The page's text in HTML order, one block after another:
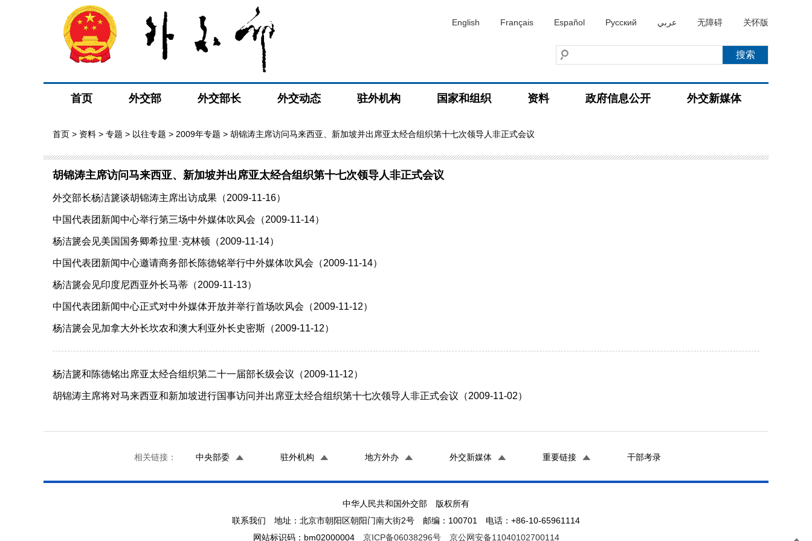
English Français Español Русский عربي 无障碍 关怀版
首页 外交部 外交部长 外交动态 驻外机构 国家和组织 资料 政府信息公开 外交新媒体
首页 > 资料 > 专题 > 以往专题 > 2009年专题 > 胡锦涛主席访问马来西亚、新加坡并出席亚太经合组织第十七次领导人非正式会议
胡锦涛主席访问马来西亚、新加坡并出席亚太经合组织第十七次领导人非正式会议
外交部长杨洁篪谈胡锦涛主席出访成果（2009-11-16）
中国代表团新闻中心举行第三场中外媒体吹风会（2009-11-14）
杨洁篪会见美国国务卿希拉里·克林顿（2009-11-14）
中国代表团新闻中心邀请商务部长陈德铭举行中外媒体吹风会（2009-11-14）
杨洁篪会见印度尼西亚外长马蒂（2009-11-13）
中国代表团新闻中心正式对中外媒体开放并举行首场吹风会（2009-11-12）
杨洁篪会见加拿大外长坎农和澳大利亚外长史密斯（2009-11-12）
杨洁篪和陈德铭出席亚太经合组织第二十一届部长级会议（2009-11-12）
胡锦涛主席将对马来西亚和新加坡进行国事访问并出席亚太经合组织第十七次领导人非正式会议（2009-11-02）
相关链接： 中央部委 驻外机构 地方外办 外交新媒体 重要链接 干部考录
中华人民共和国外交部 版权所有
联系我们 地址：北京市朝阳区朝阳门南大街2号 邮编：100701 电话：+86-10-65961114
网站标识码：bm02000004 京ICP备06038296号 京公网安备11040102700114